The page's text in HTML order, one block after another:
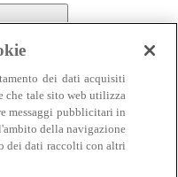
Carne
dei dati acquisiti
che tale sito web utilizza
messaggi pubblicitari in
della navigazione
dei dati raccolti con altri